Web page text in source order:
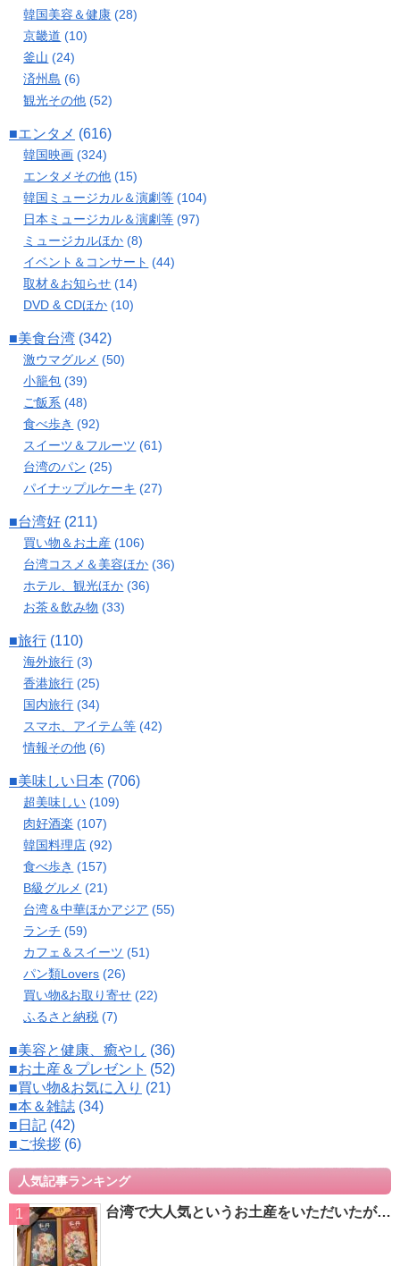
韓国美容＆健康 (28)
京畿道 (10)
釜山 (24)
済州島 (6)
観光その他 (52)
■エンタメ (616)
韓国映画 (324)
エンタメその他 (15)
韓国ミュージカル＆演劇等 (104)
日本ミュージカル＆演劇等 (97)
ミュージカルほか (8)
イベント＆コンサート (44)
取材＆お知らせ (14)
DVD & CDほか (10)
■美食台湾 (342)
激ウマグルメ (50)
小籠包 (39)
ご飯系 (48)
食べ歩き (92)
スイーツ＆フルーツ (61)
台湾のパン (25)
パイナップルケーキ (27)
■台湾好 (211)
買い物＆お土産 (106)
台湾コスメ＆美容ほか (36)
ホテル、観光ほか (36)
お茶＆飲み物 (33)
■旅行 (110)
海外旅行 (3)
香港旅行 (25)
国内旅行 (34)
スマホ、アイテム等 (42)
情報その他 (6)
■美味しい日本 (706)
超美味しい (109)
肉好酒楽 (107)
韓国料理店 (92)
食べ歩き (157)
B級グルメ (21)
台湾＆中華ほかアジア (55)
ランチ (59)
カフェ＆スイーツ (51)
パン類Lovers (26)
買い物&お取り寄せ (22)
ふるさと納税 (7)
■美容と健康、癒やし (36)
■お土産＆プレゼント (52)
■買い物&お気に入り (21)
■本＆雑誌 (34)
■日記 (42)
■ご挨拶 (6)
人気記事ランキング
台湾で大人気というお土産をいただいたが…